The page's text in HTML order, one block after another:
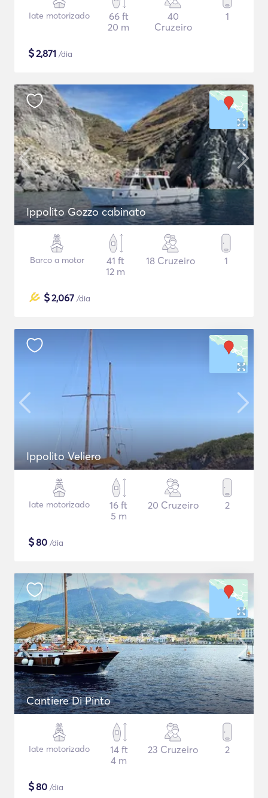
Iate motorizado
66 ft
20 m
40
Cruzeiro
1
$2,871 /dia
Ippolito Gozzo cabinato
Barco a motor
41 ft
12 m
18 Cruzeiro 1
$2,067 /dia
Ippolito Veliero
Iate motorizado
16 ft
5 m
20 Cruzeiro 2
$80 /dia
Cantiere Di Pinto
Iate motorizado
14 ft
4 m
23 Cruzeiro 2
$80 /dia